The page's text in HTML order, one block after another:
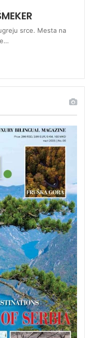
srce. Mesta na